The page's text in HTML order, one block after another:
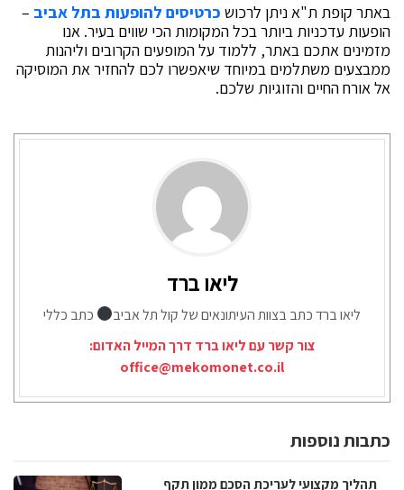
באתר קופת ת"א ניתן לרכוש כרטיסים להופעות בתל אביב –
הופעות עדכניות ביותר בכל המקומות הכי שווים בעיר. אנו
מזמינים אתכם באתר, ללמוד על המופעים הקרובים וליהנות
ממבצעים משתלמים במיוחד שיאפשרו לכם להחזיר את המוסיקה
אל אורח החיים והזוגיות שלכם.
ליאו ברד
ליאו ברד כתב בצוות העיתונאים של קול תל אביב
כתב כללי
צור קשר עם ליאו ברד דרך המייל האדום:
office@mekomonet.co.il
כתבות נוספות
תהליך מקצועי לעריכת הסכם ממון תקף